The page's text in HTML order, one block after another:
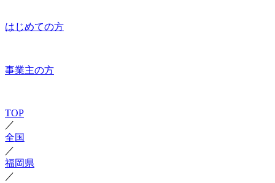
はじめての方
事業主の方
TOP
／
全国
／
福岡県
／